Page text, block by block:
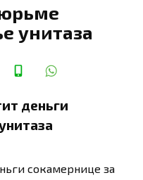
унитаза
деньги
сокамернице за